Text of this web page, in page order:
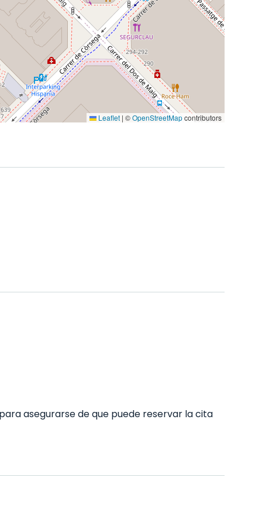
Leaflet | ©OpenStreetMapcontributors
asegurarse de que puede reservar la cita